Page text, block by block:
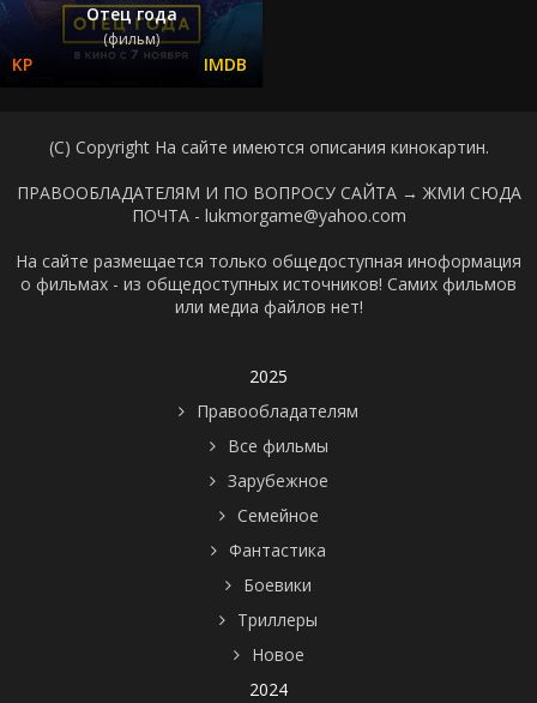
Отец года
(фильм)
(C) Copyright На сайте имеются описания кинокартин.
ПРАВООБЛАДАТЕЛЯМ И ПО ВОПРОСУ САЙТА → ЖМИ СЮДА
ПОЧТА - lukmorgame@yahoo.com
На сайте размещается только общедоступная иноформация
о фильмах - из общедоступных источников! Самих фильмов
или медиа файлов нет!
2025
Правообладателям
Все фильмы
Зарубежное
Семейное
Фантастика
Боевики
Триллеры
Новое
2024